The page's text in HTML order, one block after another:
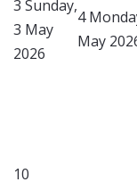
3 Sunday,
3 May
2026
4
May
10